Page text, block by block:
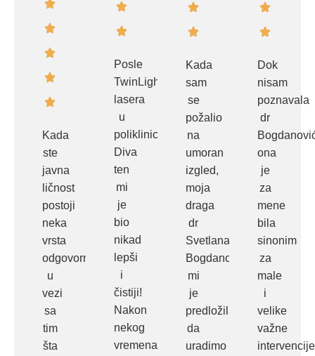
Kada
ste
javna
ličnost
postoji
neka
vrsta
odgovornosti
u
vezi
sa
tim
šta
Posle
TwinLight
lasera
u
poliklinici
Diva
ten
mi
je
bio
nikad
lepši
i
čistiji!
Nakon
nekog
vremena
Kada
sam
se
požalio
na
umoran
izgled,
moja
draga
dr
Svetlana
Bogdanović
mi
je
predložila
da
uradimo
Dok
nisam
poznavala
dr
ona
je
za
mene
bila
sinonim
za
male
i
velike
važne